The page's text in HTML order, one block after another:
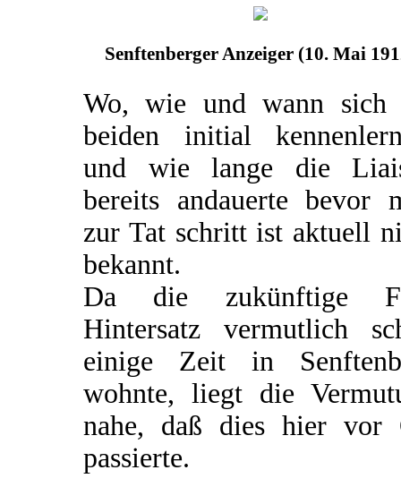
Senftenberger Anzeiger (10. Mai
Wo, wie und wann sich
beiden initial
und wie lange die
bereits andauerte bevor
zur Tat schritt ist aktuell
bekannt.
Da die zukünftige
Hintersatz vermutlich
einige Zeit in
wohnte, liegt die
nahe, daß dies hier vor
passierte.